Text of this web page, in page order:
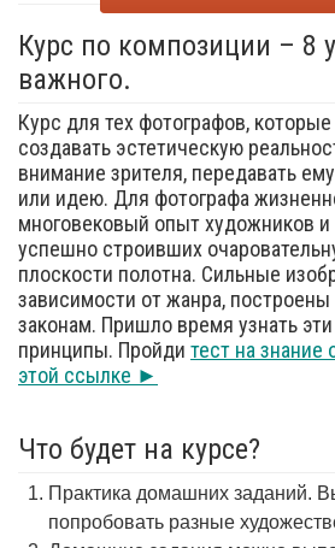
Курс по композиции – 8
важного.
Курс для тех фотографов,
создавать эстетическую
внимание зрителя, передавать
или идею. Для фотографа
многовековый опыт художников и
успешно строивших
плоскости полотна. Сильные
зависимости от жанра,
законам. Пришло время узнать
принципы. Пройди тест на знание
этой ссылке ►
Что будет на курсе?
Практика домашних заданий.
попробовать разные